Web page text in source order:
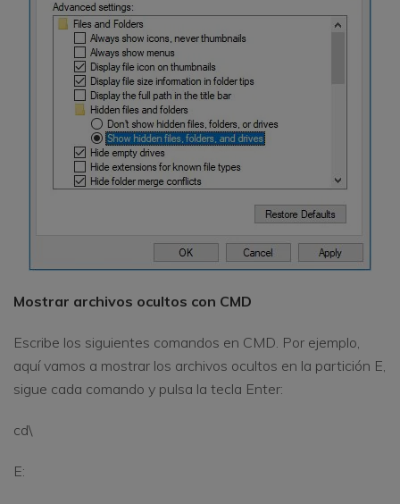
Mostrar archivos ocultos con CMD
Escribe los siguientes comandos en CMD. Por ejemplo,
aquí vamos a mostrar los archivos ocultos en la partición E,
sigue cada comando y pulsa la tecla Enter:
cd\
E: